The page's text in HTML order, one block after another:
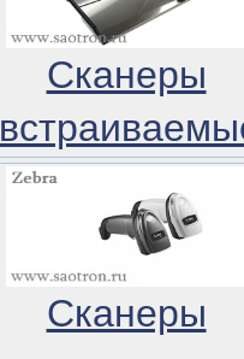
Сканеры
Сканеры